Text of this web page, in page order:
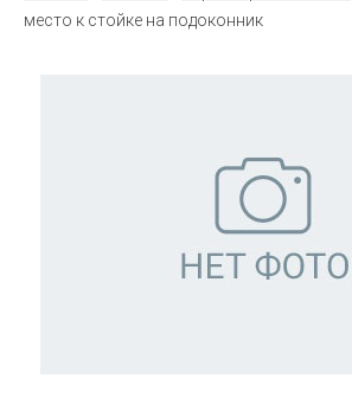
место к стойке на подоконник